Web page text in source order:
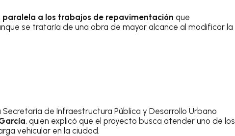
a los trabajos de repavimentación que
se trataría de una obra de mayor alcance al modificar la
de Infraestructura Pública y Desarrollo Urbano
, quien explicó que el proyecto busca atender uno de los
vehicular en la ciudad.